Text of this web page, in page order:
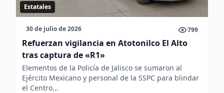
Estatales
30 de julio de 2026 799
Refuerzan vigilancia en Atotonilco El Alto
tras captura de «R1»
Elementos de la Policía de Jalisco se sumaron al
Ejército Mexicano y personal de la SSPC para blindar
el Centro...